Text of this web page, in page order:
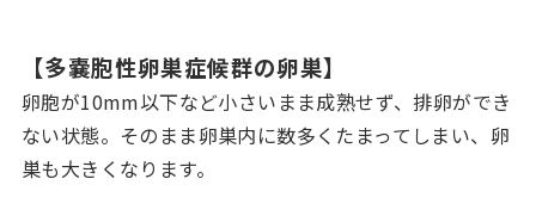
【多嚢胞性卵巣症候群の卵巣】
卵胞が10mm以下など小さいまま成熟せず、排卵ができ
ない状態。そのまま卵巣内に数多くたまってしまい、卵
巣も大きくなります。